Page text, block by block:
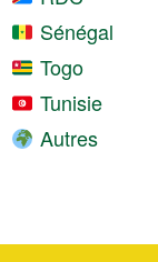
Sénégal
Togo
Tunisie
Autres